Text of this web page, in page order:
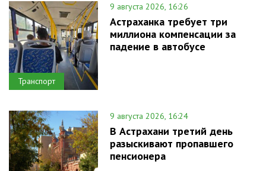
Транспорт
9 августа 2026, 16:26
Астраханка требует три
миллиона компенсации за
падение в автобусе
9 августа 2026, 16:24
В Астрахани третий день
разыскивают пропавшего
пенсионера